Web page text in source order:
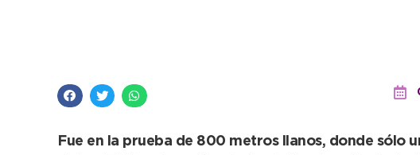
Fue en la prueba de 800 metros llanos, donde sólo